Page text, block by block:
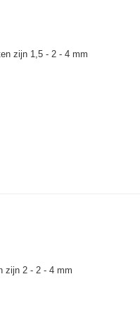
zijn 1,5 - 2 - 4 mm
zijn 2 - 2 - 4 mm